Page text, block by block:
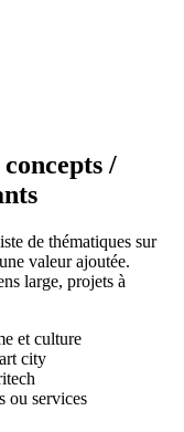
/
de thématiques sur
valeur ajoutée.
large, projets à
et culture
city
ou services